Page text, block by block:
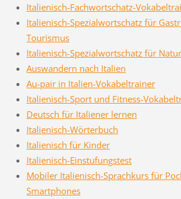
Italienisch-Fachwortschatz-
Italienisch-Spezialwortschatz für
Tourismus
Italienisch-Spezialwortschatz für
Auswandern nach Italien
Au-pair in Italien-Vokabeltrainer
Italienisch-Sport und Fitness-
Deutsch für Italiener lernen
Italienisch-Wörterbuch
Italienisch für Kinder
Italienisch-Einstufungstest
Mobiler Italienisch-Sprachkurs für
Smartphones